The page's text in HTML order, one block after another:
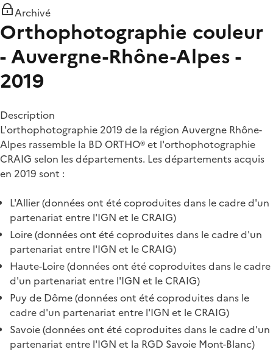
Archivé
Orthophotographie couleur
- Auvergne-Rhône-Alpes -
2019
Description
L'orthophotographie 2019 de la région Auvergne Rhône-
Alpes rassemble la BD ORTHO® et l'orthophotographie
CRAIG selon les départements. Les départements acquis
en 2019 sont :
L'Allier (données ont été coproduites dans le cadre d'un
partenariat entre l'IGN et le CRAIG)
Loire (données ont été coproduites dans le cadre d'un
partenariat entre l'IGN et le CRAIG)
Haute-Loire (données ont été coproduites dans le cadre
d'un partenariat entre l'IGN et le CRAIG)
Puy de Dôme (données ont été coproduites dans le
cadre d'un partenariat entre l'IGN et le CRAIG)
Savoie (données ont été coproduites dans le cadre d'un
partenariat entre l'IGN et la RGD Savoie Mont-Blanc)